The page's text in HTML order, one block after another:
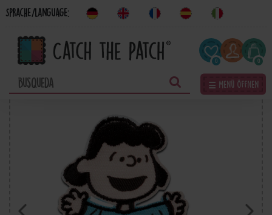
Sprache/Language:
0
☰ Menü öffnen